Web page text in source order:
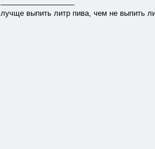
лучще выпить литр пива, чем не выпить